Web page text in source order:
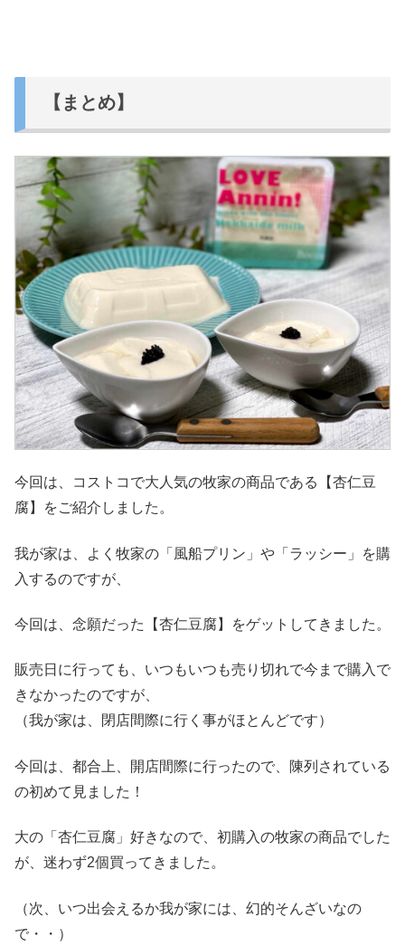
【まとめ】
今回は、コストコで大人気の牧家の商品である【杏仁豆
腐】をご紹介しました。
我が家は、よく牧家の「風船プリン」や「ラッシー」を購
入するのですが、
今回は、念願だった【杏仁豆腐】をゲットしてきました。
販売日に行っても、いつもいつも売り切れで今まで購入で
きなかったのですが、
（我が家は、閉店間際に行く事がほとんどです）
今回は、都合上、開店間際に行ったので、陳列されている
の初めて見ました！
大の「杏仁豆腐」好きなので、初購入の牧家の商品でした
が、迷わず2個買ってきました。
（次、いつ出会えるか我が家には、幻的そんざいなの
で・・）